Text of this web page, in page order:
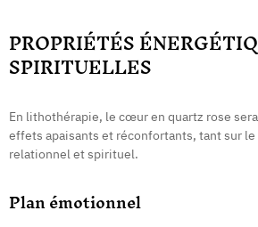
PROPRIÉTÉS
SPIRITUELLES
En lithothérapie, le cœur en quartz rose
effets apaisants et réconfortants, tant sur
relationnel et spirituel.
Plan émotionnel